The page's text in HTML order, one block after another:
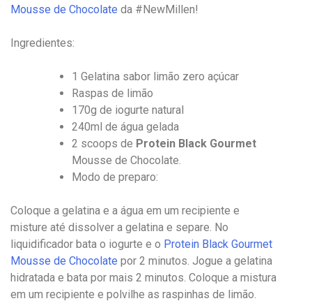
Mousse de Chocolate da #NewMillen!
Ingredientes:
1 Gelatina sabor limão zero açúcar
Raspas de limão
170g de iogurte natural
240ml de água gelada
2 scoops de Protein Black Gourmet
Mousse de Chocolate.
Modo de preparo:
Coloque a gelatina e a água em um recipiente e
misture até dissolver a gelatina e separe. No
liquidificador bata o iogurte e o Protein Black Gourmet
Mousse de Chocolate por 2 minutos. Jogue a gelatina
hidratada e bata por mais 2 minutos. Coloque a mistura
em um recipiente e polvilhe as raspinhas de limão.